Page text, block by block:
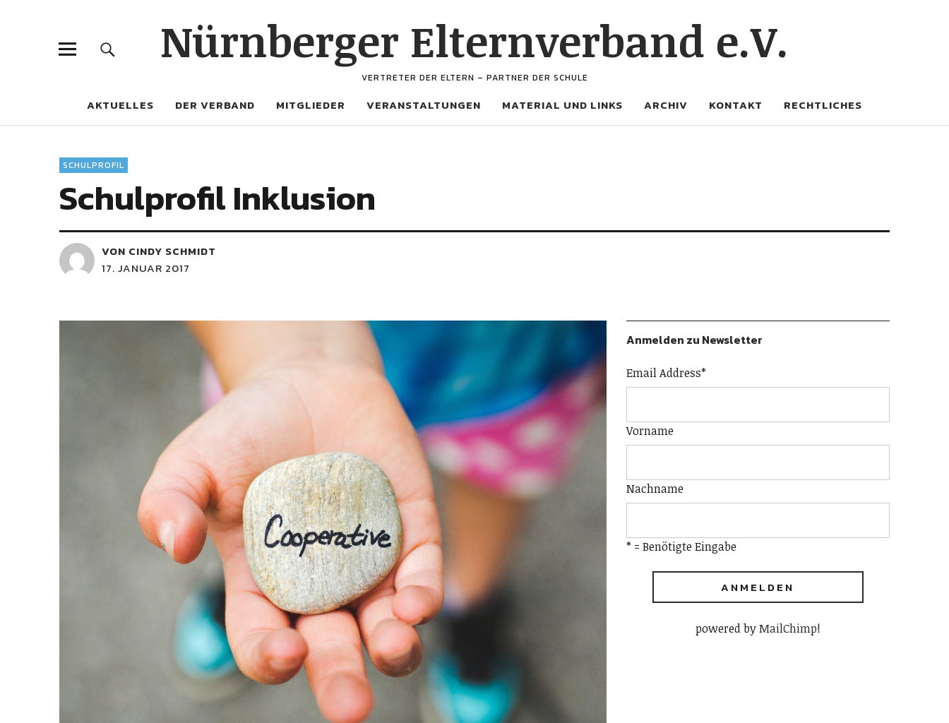
Nürnberger Elternverband e.V.
VERTRETER DER ELTERN – PARTNER DER SCHULE
AKTUELLES DER VERBAND MITGLIEDER VERANSTALTUNGEN MATERIAL UND LINKS ARCHIV KONTAKT RECHTLICHES
SCHULPROFIL
Schulprofil Inklusion
VON CINDY SCHMIDT
17. JANUAR 2017
Anmelden zu Newsletter
Email Address*
Vorname
Nachname
* = Benötigte Eingabe
powered byMailChimp!